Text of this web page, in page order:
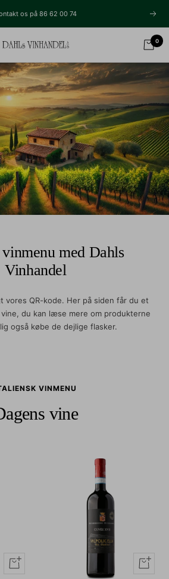
os på 86 62 00 74
Dahls
0
med Dahls
Vinhandel
vores QR-kode. Her på siden får du et
du kan læse mere om produkterne
også købe de dejlige flasker.
VINMENU
vine
+
+